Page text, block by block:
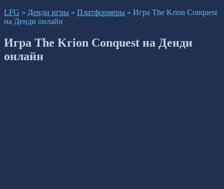
LFG » Денди игры » Платформеры » Игра The Krion Conquest
на Денди онлайн
Игра The Krion Conquest на Денди
онлайн